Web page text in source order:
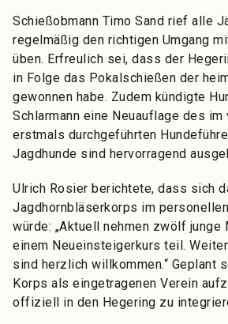
Schießobmann Timo Sand rief alle
regelmäßig den richtigen Umgang
üben. Erfreulich sei, dass der
in Folge das Pokalschießen der
gewonnen habe. Zudem kündigte
Schlarmann eine Neuauflage des im
erstmals durchgeführten
Jagdhunde sind hervorragend
Ulrich Rosier berichtete, dass sich
Jagdhornbläserkorps im
würde: „Aktuell nehmen zwölf junge
einem Neueinsteigerkurs teil.
sind herzlich willkommen.“ Geplant
Korps als eingetragenen Verein
offiziell in den Hegering zu